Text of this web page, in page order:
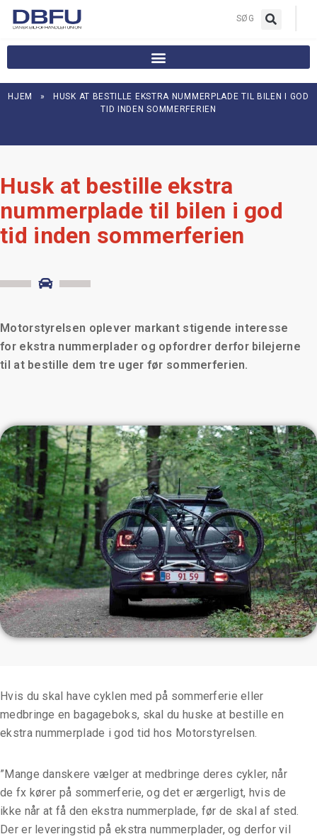
SØG
HJEM »
HUSK AT BESTILLE EKSTRA NUMMERPLADE TIL BILEN I GOD
TID INDEN SOMMERFERIEN
Husk at bestille ekstra
nummerplade til bilen i god
tid inden sommerferien
Motorstyrelsen oplever markant stigende interesse
for ekstra nummerplader og opfordrer derfor bilejerne
til at bestille dem tre uger før sommerferien.
Hvis du skal have cyklen med på sommerferie eller
medbringe en bagageboks, skal du huske at bestille en
ekstra nummerplade i god tid hos Motorstyrelsen.
”Mange danskere vælger at medbringe deres cykler, når
de fx kører på sommerferie, og det er ærgerligt, hvis de
ikke når at få den ekstra nummerplade, før de skal af sted.
Der er leveringstid på ekstra nummerplader, og derfor vil